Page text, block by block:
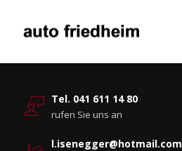
Tel. 041 611 14 80
rufen Sie uns an
l.isenegger@hotmail.com